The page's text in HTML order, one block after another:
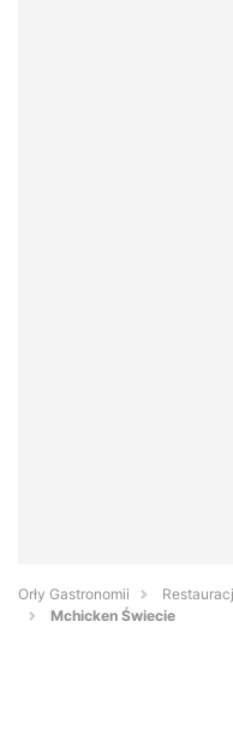
Orły Gastronomii
Mchicken Świecie